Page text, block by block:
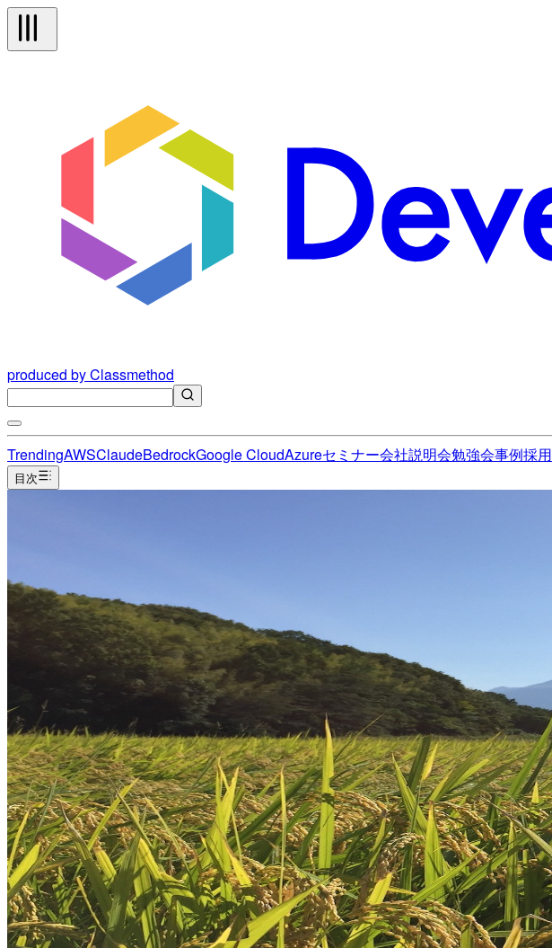
produced by Classmethod
TrendingAWSClaudeBedrockGoogle CloudAzureセミナー会社説明会勉強会事例採用
目次